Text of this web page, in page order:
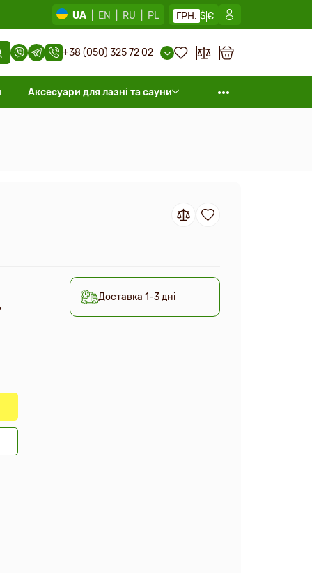
UA EN RU PL ГРН. $€
+38 (050) 325 72 02
Аксесуари для лазні та сауни
Доставка 1-3 дні